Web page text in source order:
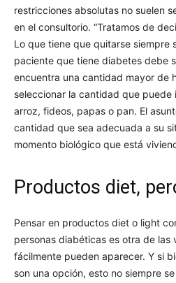
restricciones absolutas no suelen
en el consultorio. “Tratamos de
Lo que tiene que quitarse siempre
paciente que tiene diabetes debe
encuentra una cantidad mayor de
seleccionar la cantidad que puede
arroz, fideos, papas o pan. El
cantidad que sea adecuada a su
momento biológico que está
Productos diet,
Pensar en productos diet o light
personas diabéticas es otra de las
fácilmente pueden aparecer. Y si
son una opción, esto no siempre